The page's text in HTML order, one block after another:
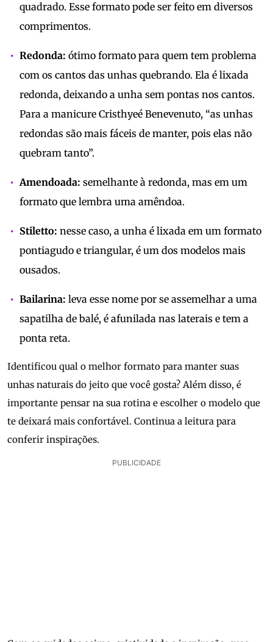
quadrado. Esse formato pode ser feito em diversos
comprimentos.
Redonda: ótimo formato para quem tem problema
com os cantos das unhas quebrando. Ela é lixada
redonda, deixando a unha sem pontas nos cantos.
Para a manicure Cristhyeé Benevenuto, “as unhas
redondas são mais fáceis de manter, pois elas não
quebram tanto”.
Amendoada: semelhante à redonda, mas em um
formato que lembra uma amêndoa.
Stiletto: nesse caso, a unha é lixada em um formato
pontiagudo e triangular, é um dos modelos mais
ousados.
Bailarina: leva esse nome por se assemelhar a uma
sapatilha de balé, é afunilada nas laterais e tem a
ponta reta.
Identificou qual o melhor formato para manter suas
unhas naturais do jeito que você gosta? Além disso, é
importante pensar na sua rotina e escolher o modelo que
te deixará mais confortável. Continua a leitura para
conferir inspirações.
PUBLICIDADE